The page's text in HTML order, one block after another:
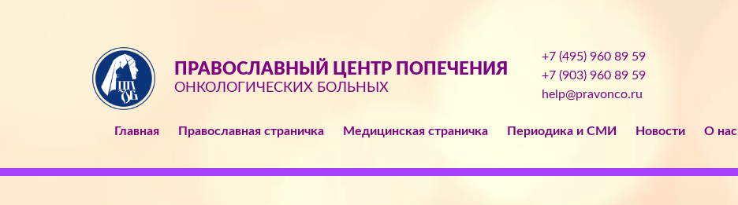
ПРАВОСЛАВНЫЙ ЦЕНТР ПОПЕЧЕНИЯ
ОНКОЛОГИЧЕСКИХ БОЛЬНЫХ
+7 (495) 960 89 59
+7 (903) 960 89 59
help@pravonco.ru
Главная Православная страничка Медицинская страничка Периодика и СМИ Новости О нас